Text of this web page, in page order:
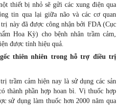
thiết bị nhỏ sẽ gửi các xung điện qua
tin qua lại giữa não và các cơ quan
này đã được công nhận bởi FDA (Cục
Hoa Kỳ) cho bệnh nhân trầm cảm,
được tính hiệu quả.
thiên nhiên trong hỗ trợ điều trị
trầm cảm hiện nay là sử dụng các sản
thành phần hợp hoan bì. Vị thuốc hợp
sử dụng làm thuốc hơn 2000 năm qua